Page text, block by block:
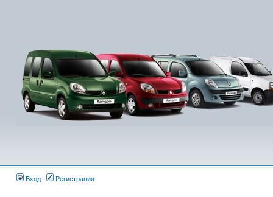
Вход Регистрация